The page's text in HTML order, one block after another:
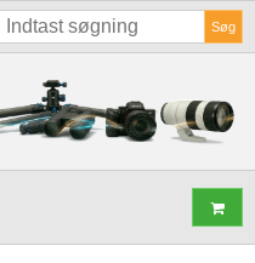
Søg